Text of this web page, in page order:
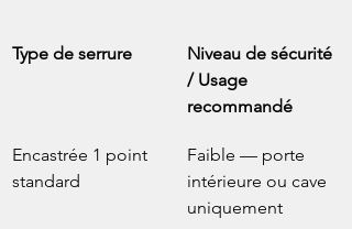
Type de serrure
Niveau de sécurité
/ Usage
recommandé
Encastrée 1 point
standard
Faible — porte
intérieure ou cave
uniquement